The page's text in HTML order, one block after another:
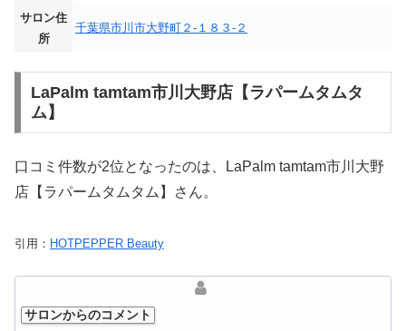
サロン住
所
千葉県市川市大野町２‐１８３‐２
LaPalm tamtam市川大野店【ラパームタムタ
ム】
口コミ件数が2位となったのは、LaPalm tamtam市川大野
店【ラパームタムタム】さん。
引用： HOTPEPPER Beauty
サロンからのコメント